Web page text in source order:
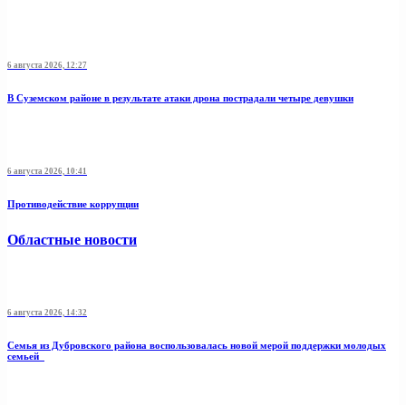
6 августа 2026, 12:27
В Суземском районе в результате атаки дрона пострадали четыре девушки
6 августа 2026, 10:41
Противодействие коррупции
Областные новости
6 августа 2026, 14:32
Семья из Дубровского района воспользовалась новой мерой поддержки молодых
семьей